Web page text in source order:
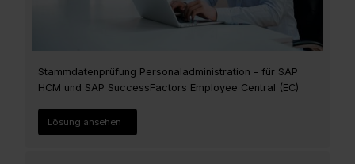
Stammdatenprüfung Personaladministration - für SAP
HCM und SAP SuccessFactors Employee Central (EC)
Lösung ansehen